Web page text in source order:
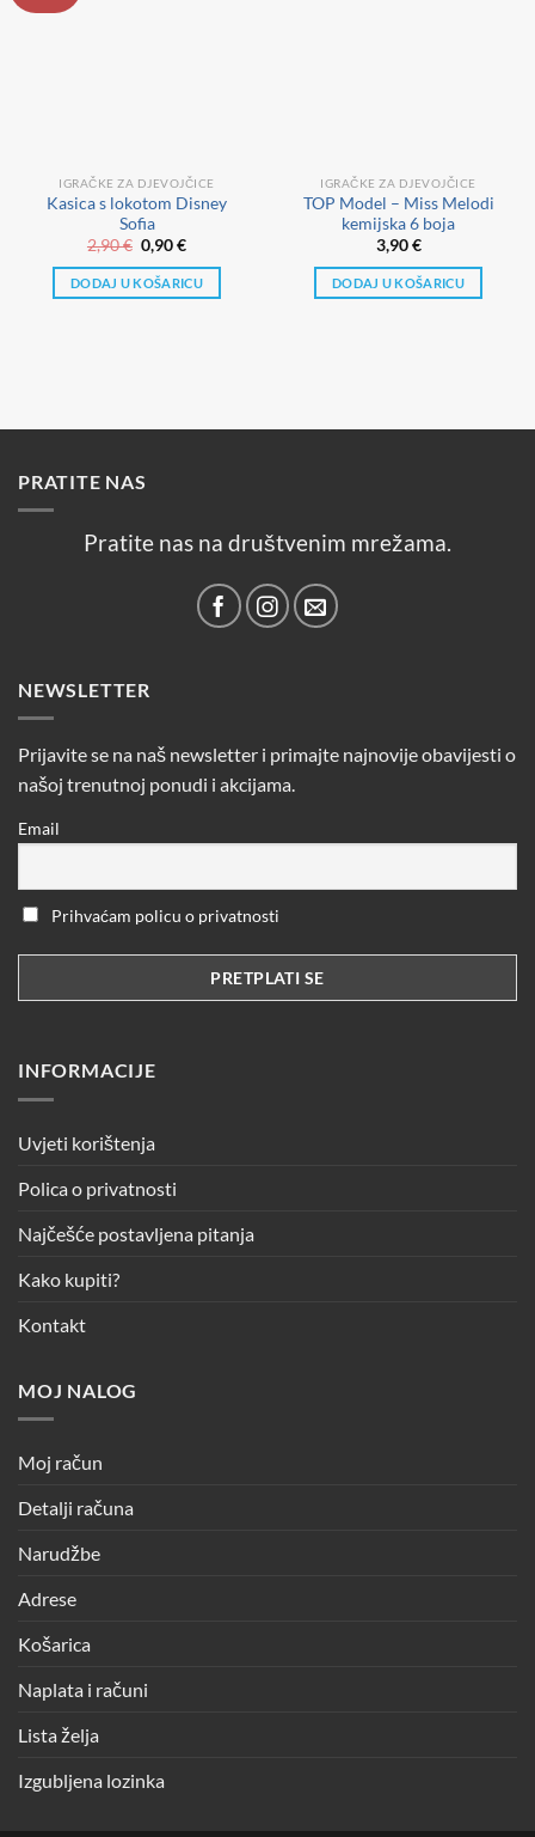
IGRAČKE ZA DJEVOJČICE
Kasica s lokotom Disney
Sofia
2,90€ Izvorna
cijena
bila
je:
0,90€Trenutna
je:
0,90 €.
DODAJ U KOŠARICU
IGRAČKE ZA DJEVOJČICE
TOP Model – Miss Melodi
kemijska 6 boja
3,90€
DODAJ U KOŠARICU
PRATITE NAS
Pratite nas na društvenim mrežama.
NEWSLETTER
Prijavite se na naš newsletter i primajte najnovije obavijesti o
našoj trenutnoj ponudi i akcijama.
Email
Prihvaćam policu o privatnosti
INFORMACIJE
Uvjeti korištenja
Polica o privatnosti
Najčešće postavljena pitanja
Kako kupiti?
Kontakt
MOJ NALOG
Moj račun
Detalji računa
Narudžbe
Adrese
Košarica
Naplata i računi
Lista želja
Izgubljena lozinka